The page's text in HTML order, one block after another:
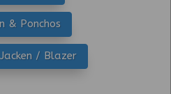
& Ponchos
/ Blazer